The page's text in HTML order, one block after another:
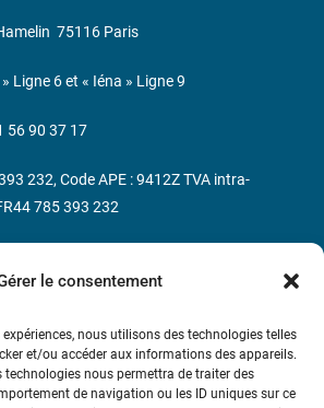
le consentement
nous utilisons des technologies telles
et/ou accéder aux informations des appareils.
technologies nous permettra de traiter des
de navigation ou les ID uniques sur ce
découvertes d’André-
de Vente
75116 Paris
Ligne 6 et « Iéna » Ligne 9
56 90 37 17
232, Code APE : 9412Z TVA intra-
785 393 232